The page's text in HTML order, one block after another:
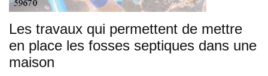
Les travaux qui permettent de mettre
en place les fosses septiques dans une
maison